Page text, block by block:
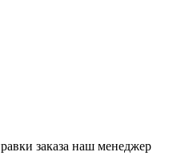
заказа наш менеджер